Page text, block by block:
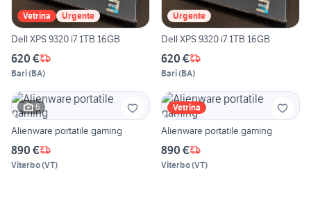
Vetrina Urgente
Dell XPS 9320 i7 1TB 16GB
620 €
Bari(BA)
Urgente
Dell XPS 9320 i7 1TB 16GB
620 €
Bari(BA)
6
Alienware portatile gaming
890 €
Viterbo(VT)
Vetrina
Alienware portatile gaming
890 €
Viterbo(VT)